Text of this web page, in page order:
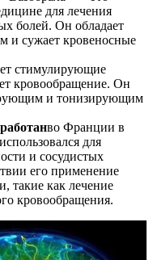
для лечения
болей. Он обладает
и сужает кровеносные
стимулирующие
кровообращение. Он
и тонизирующим
во Франции в
для
и сосудистых
его применение
такие как лечение
кровообращения.